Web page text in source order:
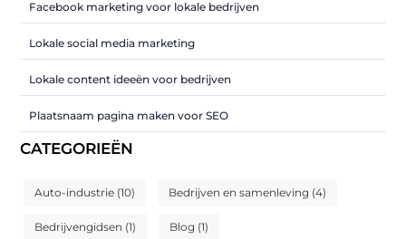
Facebook marketing voor lokale bedrijven
Lokale social media marketing
Lokale content ideeën voor bedrijven
Plaatsnaam pagina maken voor SEO
CATEGORIEËN
Auto-industrie (10) Bedrijven en samenleving (4)
Bedrijvengidsen (1) Blog (1)